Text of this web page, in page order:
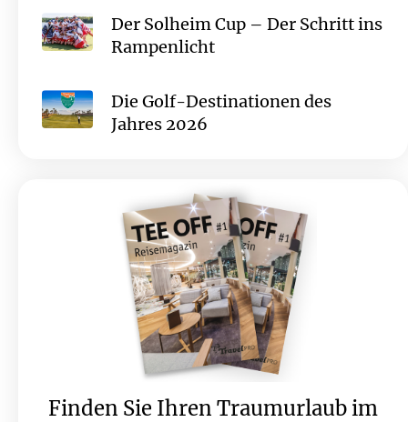
Der Solheim Cup – Der Schritt ins
Rampenlicht
Die Golf-Destinationen des
Jahres 2026
Finden Sie Ihren Traumurlaub im